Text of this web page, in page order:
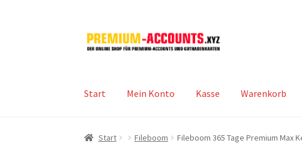
Zur
Navigation
Zum
Inhalt
Start Mein Konto Kasse Warenkorb
Start Fileboom Fileboom 365 Tage Premium Max